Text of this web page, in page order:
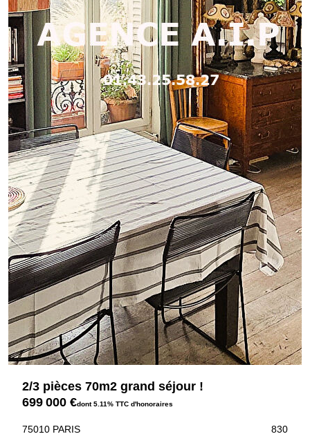
2/3 pièces 70m2 grand séjour !
699 000 €dont 5.11% TTC d'honoraires
75010 PARIS 830